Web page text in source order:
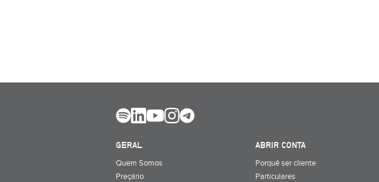
GERAL
Quem Somos
Preçário
ABRIR CONTA
Porquê ser cliente
Particulares